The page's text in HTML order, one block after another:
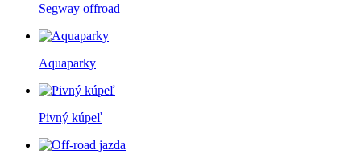
Segway offroad
Aquaparky
Pivný kúpeľ